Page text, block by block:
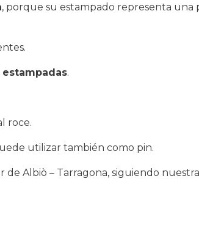
, porque su estampado representa
.
roce.
utilizar también como pin.
de Albiò – Tarragona, siguiendo